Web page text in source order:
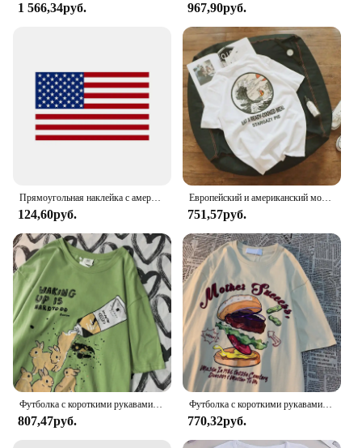
1 566,34руб. 967,90руб.
Прямоугольная наклейка с американским флагом Соединенных Штатов, наклейка на бампер, водонепроницаемая виниловая наклейка, автомобильные аксессуары
124,60руб.
Европейский и американский модный наряд для пар, забавная хлопковая футболка с короткими рукавами для мужчин, летний свободный топ с короткими рукавами для женщин
751,57руб.
Футболка с короткими рукавами и принтом кролика в американском стиле ретро для мужчин и женщин в стиле Харадзюку, универсальная футболка из чистого хлопка с круглым вырезом
807,47руб.
Футболка с короткими рукавами и принтом в американском стиле ретро для мужчин и женщин, уличная свободная универсальная забавная футболка с короткими рукавами
770,32руб.